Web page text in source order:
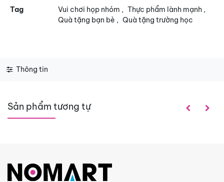
Tag
Vui chơi họp nhóm , Thực phẩm lành mạnh,
Quà tặng bạn bè , Quà tặng trường học
Thông tin
Sản phẩm tương tự